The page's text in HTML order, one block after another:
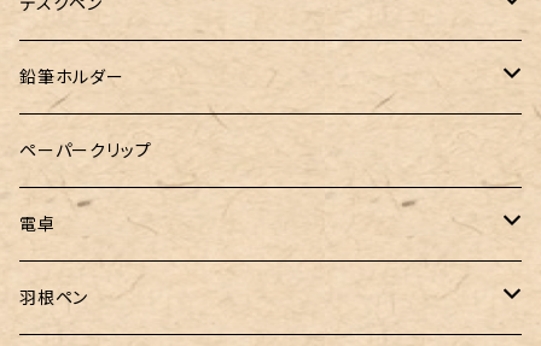
24季 スタビライズドウッド
鉛筆ホルダー
LOGステーショナリー
ペーパークリップ
電卓
CASIO（カシオ）
羽根ペン